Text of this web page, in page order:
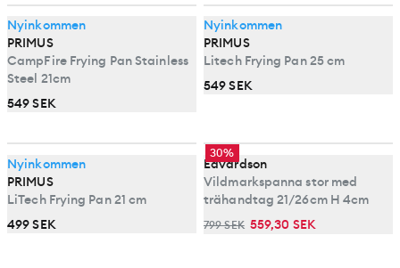
Nyinkommen
PRIMUS
CampFire Frying Pan Stainless
Steel 21cm
549 SEK
Nyinkommen
PRIMUS
Litech Frying Pan 25 cm
549 SEK
Nyinkommen
PRIMUS
LiTech Frying Pan 21 cm
499 SEK
30%
Edvardson
Vildmarkspanna stor med
trähandtag 21/26cm H 4cm
799 SEK 559,30 SEK